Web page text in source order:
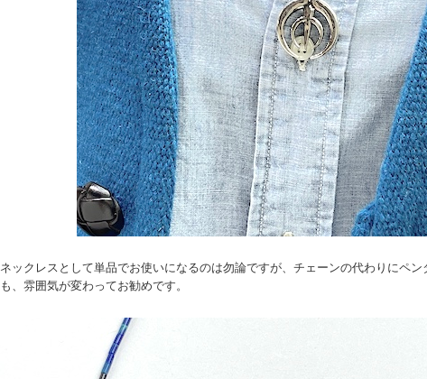
ネックレスとして単品でお使いになるのは勿論ですが、チェーンの代わりにペ
も、雰囲気が変わってお勧めです。